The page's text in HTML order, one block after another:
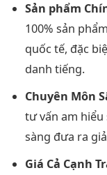
Sản phẩm
100% sản
quốc tế, đặc
danh tiếng.
Chuyên Môn
tư vấn am hiểu
sàng đưa ra
Giá Cả Cạnh